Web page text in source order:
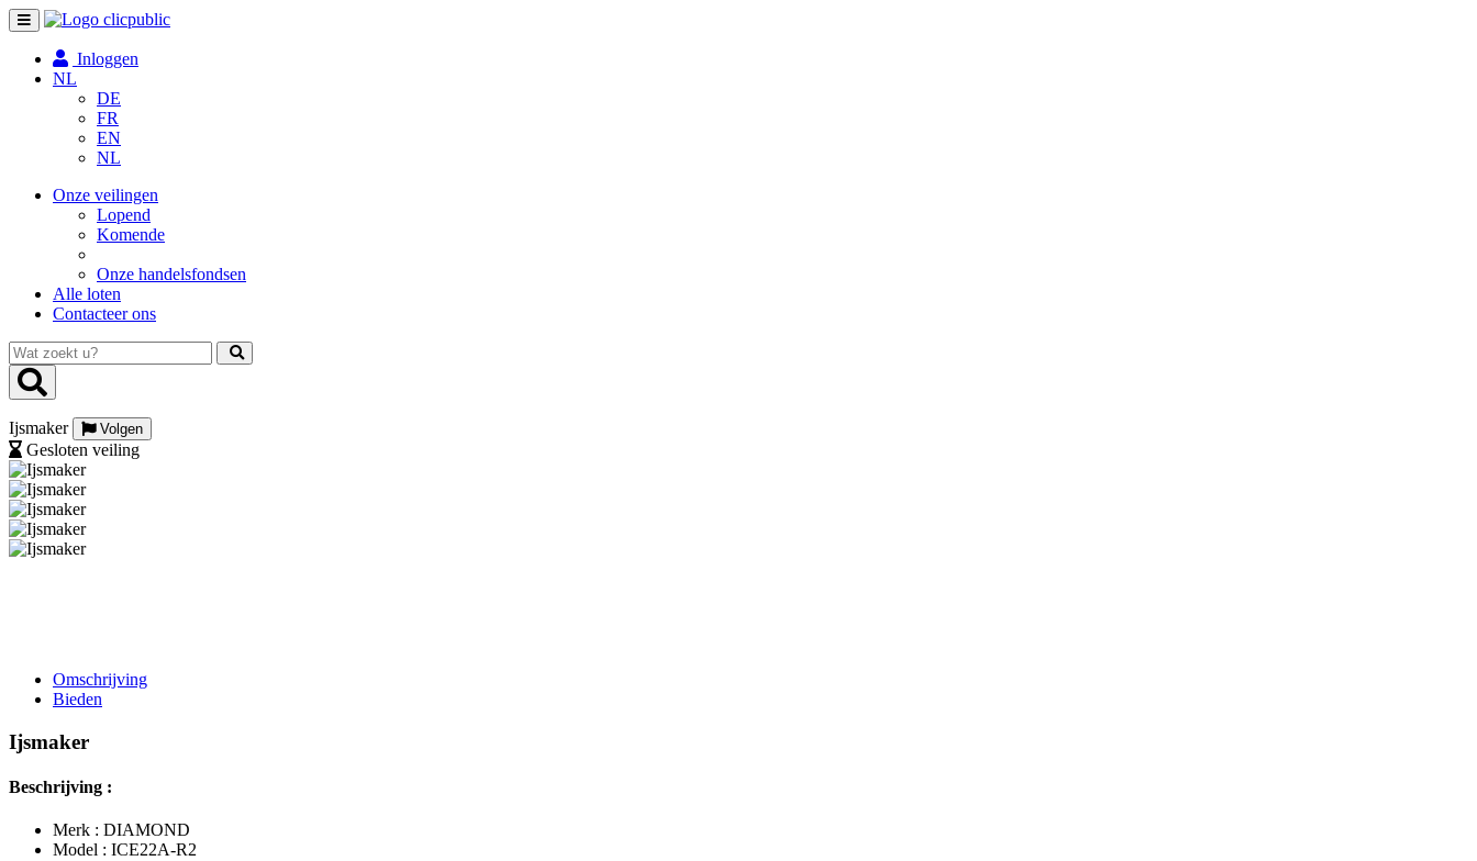
Toggle
navigation
Inloggen
NL
DE
FR
EN
NL
Onze veilingen
Lopend
Komende
Onze handelsfondsen
Alle loten
Contacteer ons
Wat
zoekt
u?
Ijsmaker Volgen
Gesloten veiling
Omschrijving
Bieden
Ijsmaker
Beschrijving :
Merk : DIAMOND
Model : ICE22A-R2